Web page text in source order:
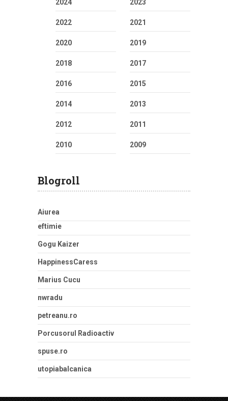
2024 2023
2022 2021
2020 2019
2018 2017
2016 2015
2014 2013
2012 2011
2010 2009
Blogroll
Aiurea
eftimie
Gogu Kaizer
HappinessCaress
Marius Cucu
nwradu
petreanu.ro
Porcusorul Radioactiv
spuse.ro
utopiabalcanica